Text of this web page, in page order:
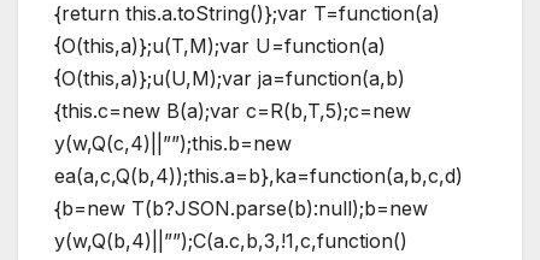
{return this.a.toString()};var T=function(a)
{O(this,a)};u(T,M);var U=function(a)
{O(this,a)};u(U,M);var ja=function(a,b)
{this.c=new B(a);var c=R(b,T,5);c=new
y(w,Q(c,4)||””);this.b=new
ea(a,c,Q(b,4));this.a=b},ka=function(a,b,c,d)
{b=new T(b?JSON.parse(b):null);b=new
y(w,Q(b,4)||””);C(a.c,b,3,!1,c,function()